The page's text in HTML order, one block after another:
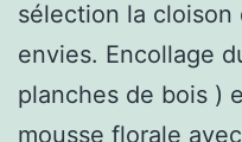
sélection la cloison
envies. Encollage
planches de bois )
mousse florale